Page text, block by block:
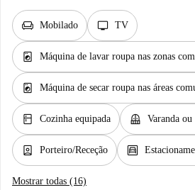
chair Mobilado tv TV
local_laundry_service Máquina de lavar roupa nas zonas
local_laundry_service Máquina de secar roupa nas áreas
kitchen Cozinha equipada balcony Varanda
person_book Porteiro/Receção garage
Mostrar todas (16)